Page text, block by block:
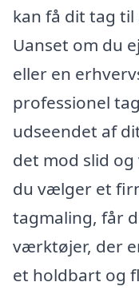
kan få dit tag
Uanset om du
eller en
professionel
udseendet af
det mod slid
du vælger et
tagmaling, får
værktøjer, der
et holdbart og